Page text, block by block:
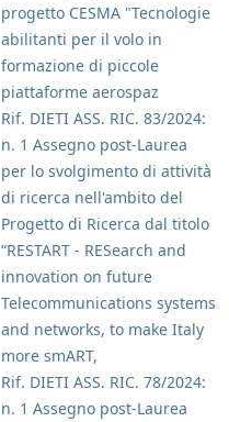
progetto CESMA "Tecnologie
abilitanti per il volo in
formazione di piccole
piattaforme aerospaz
Rif. DIETI ASS. RIC. 83/2024:
n. 1 Assegno post-Laurea
per lo svolgimento di attività
di ricerca nell'ambito del
Progetto di Ricerca dal titolo
“RESTART - RESearch and
innovation on future
Telecommunications systems
and networks, to make Italy
more smART,
Rif. DIETI ASS. RIC. 78/2024:
n. 1 Assegno post-Laurea